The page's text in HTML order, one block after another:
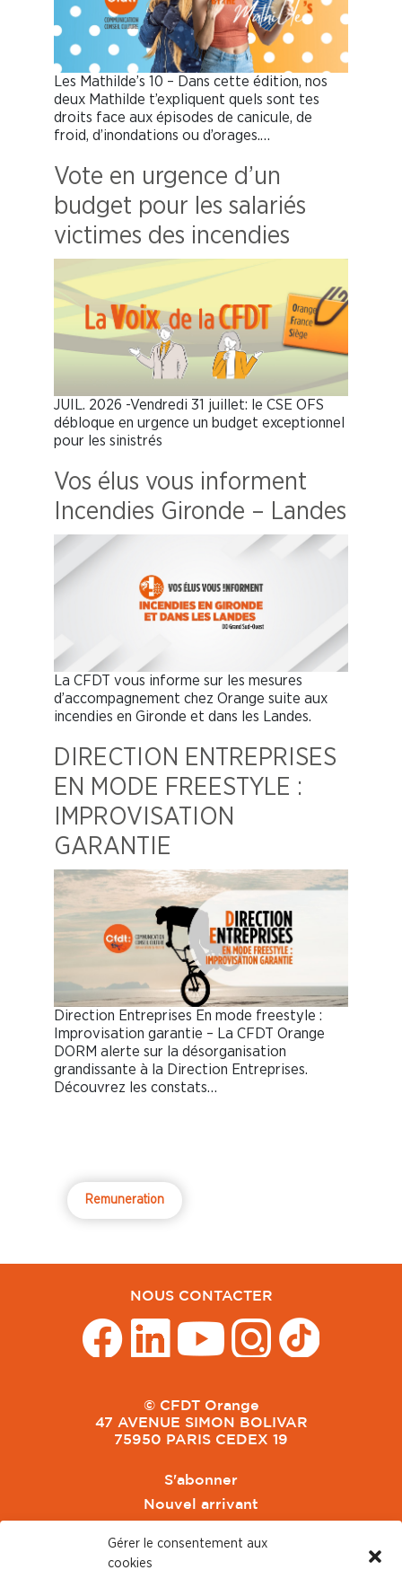
Gérer le consentement aux
cookies
Les Mathilde’s 10 – Dans cette édition, nos
deux Mathilde t’expliquent quels sont tes
droits face aux épisodes de canicule, de
froid, d’inondations ou d’orages.…
Vote en urgence d’un
budget pour les salariés
victimes des incendies
JUIL. 2026 -Vendredi 31 juillet: le CSE OFS
débloque en urgence un budget exceptionnel
pour les sinistrés
Vos élus vous informent
Incendies Gironde – Landes
La CFDT vous informe sur les mesures
d’accompagnement chez Orange suite aux
incendies en Gironde et dans les Landes.
DIRECTION ENTREPRISES
EN MODE FREESTYLE :
IMPROVISATION
GARANTIE
Direction Entreprises En mode freestyle :
Improvisation garantie – La CFDT Orange
DORM alerte sur la désorganisation
grandissante à la Direction Entreprises.
Découvrez les constats…
Remuneration
NOUS CONTACTER
© CFDT Orange
47 AVENUE SIMON BOLIVAR
75950 PARIS CEDEX 19
S'abonner
Nouvel arrivant